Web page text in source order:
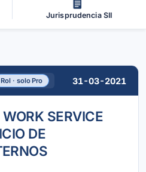
Jurisprudencia SII
Rol · solo Pro 31-03-2021
SERVICE
DE